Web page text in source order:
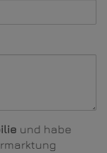
und habe